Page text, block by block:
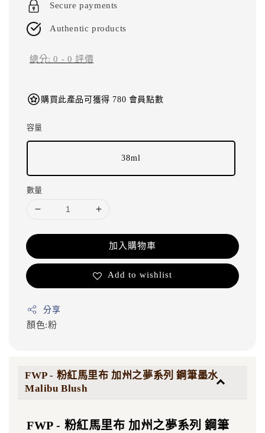
Secure payments
Authentic products
總分:0 - 0 評價
購買此產品可獲得 780 會員點數
容量
38ml
數量
加入購物車
Add to wishlist
分享
顏色:粉
FWP - 粉紅馬里布 加州之夢系列 鋼筆墨水
Malibu Blush
FWP - 粉紅馬里布 加州之夢系列 鋼筆